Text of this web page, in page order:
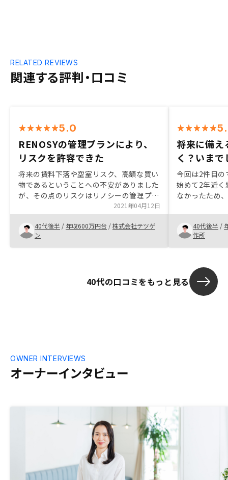
関連する評判・口コミ
RELATED REVIEWS
5.0
RENOSYの管理プランにより、
リスクを許容できた
将来の賃料下落や空室リスク、高額な買い
物であるということへの不安がありました
が、その点のリスクはリノシーの管理プラ
ンや物件選定により許容でき、投資物件の
年間収支のシミュレーションで物件購入後
の確認が出来てイメージが具体化できた。
わからない事があればいつでも担当者に連
絡出来る。 あとは、キャッシュフローが
されたらおもしろい。
2021年04月12日
40代後半 / 年収600万円台 /株式会社テツゲ
ン
将来に備え
く？いまで
今回は2件目
始めて2年近
なかったため
対策のため、
ったので、一
べきと考えた。
40代後半 /
作所
40代の口コミをもっと見る
オーナーインタビュー
OWNER INTERVIEWS